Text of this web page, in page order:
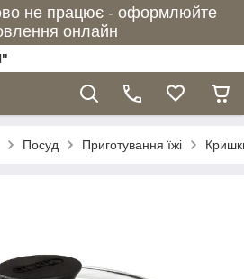
не працює - оформлюйте
онлайн
Посуд Приготування їжі